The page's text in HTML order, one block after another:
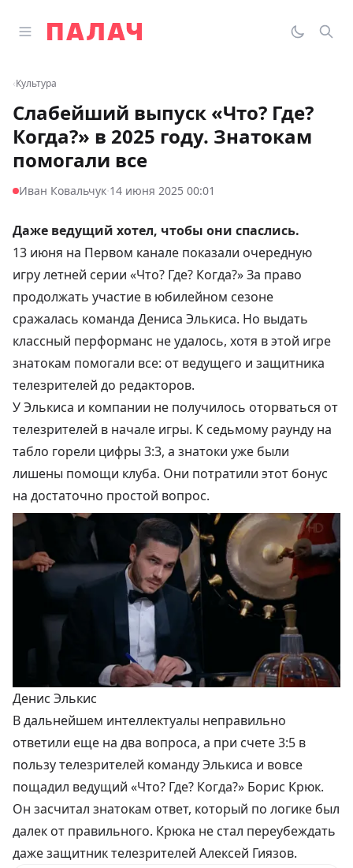
Открыть главное меню
Палач
‹Культура
Слабейший выпуск «Что? Где?
Когда?» в 2025 году. Знатокам
помогали все
Иван Ковальчук·14 июня 2025 00:01
Даже ведущий хотел, чтобы они спаслись.
13 июня на Первом канале показали очередную
игру летней серии «Что? Где? Когда?» За право
продолжать участие в юбилейном сезоне
сражалась команда Дениса Элькиса. Но выдать
классный перформанс не удалось, хотя в этой игре
знатокам помогали все: от ведущего и защитника
телезрителей до редакторов.
У Элькиса и компании не получилось оторваться от
телезрителей в начале игры. К седьмому раунду на
табло горели цифры 3:3, а знатоки уже были
лишены помощи клуба. Они потратили этот бонус
на достаточно простой вопрос.
Денис Элькис
В дальнейшем интеллектуалы неправильно
ответили еще на два вопроса, а при счете 3:5 в
пользу телезрителей команду Элькиса и вовсе
пощадил ведущий «Что? Где? Когда?» Борис Крюк.
Он засчитал знатокам ответ, который по логике был
далек от правильного. Крюка не стал переубеждать
даже защитник телезрителей Алексей Гиязов.